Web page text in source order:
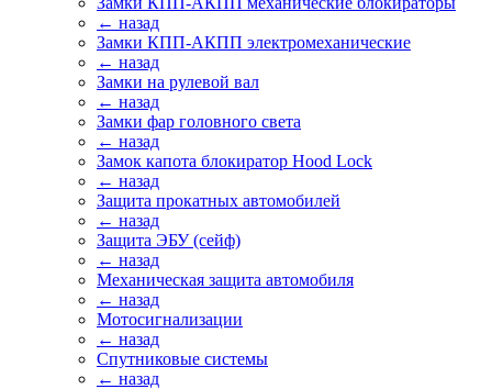
← назад
Замки КПП-АКПП электромеханические
← назад
Замки на рулевой вал
← назад
Замки фар головного света
← назад
Замок капота блокиратор Hood Lock
← назад
Защита прокатных автомобилей
← назад
Защита ЭБУ (сейф)
← назад
Механическая защита автомобиля
← назад
Мотосигнализации
← назад
Спутниковые системы
← назад